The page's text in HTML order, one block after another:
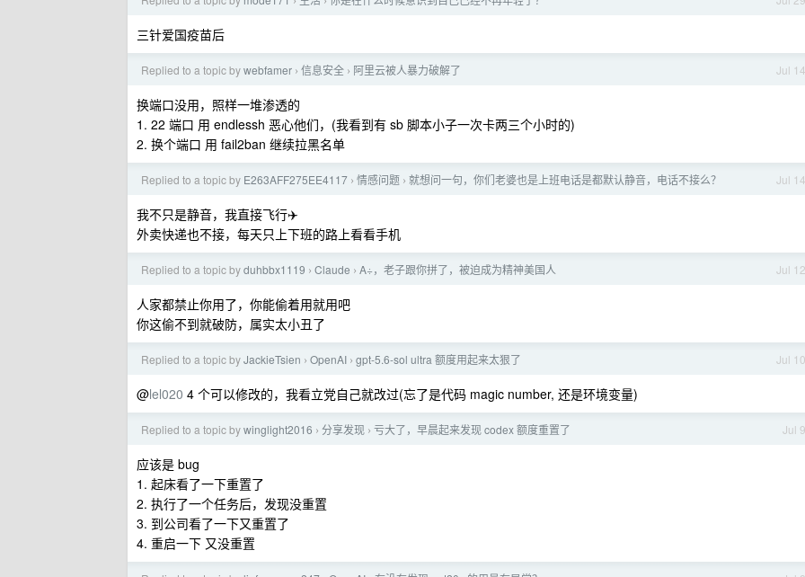
三针爱国疫苗后
Jul 14
Replied to a topic bywebfamer › 信息安全 › 阿里云被人暴力破解了
换端口没用，照样一堆渗透的
1. 22 端口 用 endlessh 恶心他们，(我看到有 sb 脚本小子一次卡两三个小时的)
2. 换个端口 用 fail2ban 继续拉黑名单
Jul 14
Replied to a topic by E263AFF275EE4117 › 情感问题 › 就想问一句，你们老婆也是上班电话是都默认静音，电话不接么？
我不只是静音，我直接飞行✈️
外卖快递也不接，每天只上下班的路上看看手机
Jul 12
Replied to a topic byduhbbx1119 › Claude › A÷，老子跟你拼了，被迫成为精神美国人
人家都禁止你用了，你能偷着用就用吧
你这偷不到就破防，属实太小丑了
Jul 10
Replied to a topic byJackieTsien › OpenAI › gpt-5.6-sol ultra 额度用起来太狠了
@lel020 4 个可以修改的，我看立党自己就改过(忘了是代码 magic number, 还是环境变量)
Jul 9
Replied to a topic bywinglight2016 › 分享发现 › 亏大了，早晨起来发现 codex 额度重置了
应该是 bug
1. 起床看了一下重置了
2. 执行了一个任务后，发现没重置
3. 到公司看了一下又重置了
4. 重启一下 又没重置